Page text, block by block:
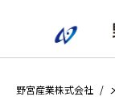
野宮産業株式会社